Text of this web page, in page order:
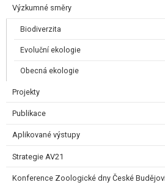
Výzkumné směry
Biodiverzita
Evoluční ekologie
Obecná ekologie
Projekty
Publikace
Aplikované výstupy
Strategie AV21
Konference Zoologické dny České